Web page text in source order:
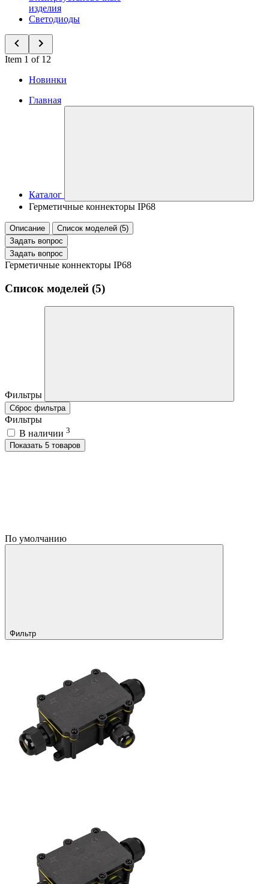
изделия
Светодиоды
Item 1 of 12
Новинки
Главная
Каталог
Герметичные коннекторы IP68
Описание
Список моделей (5)
Задать вопрос
Задать вопрос
Герметичные коннекторы IP68
Список моделей (5)
Фильтры
Сброс фильтра
Фильтры
В наличии 3
Показать 5 товаров
По умолчанию
Фильтр